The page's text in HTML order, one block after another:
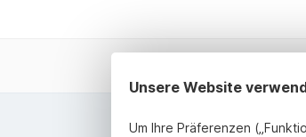
Unsere Website
Um Ihre Präferenzen